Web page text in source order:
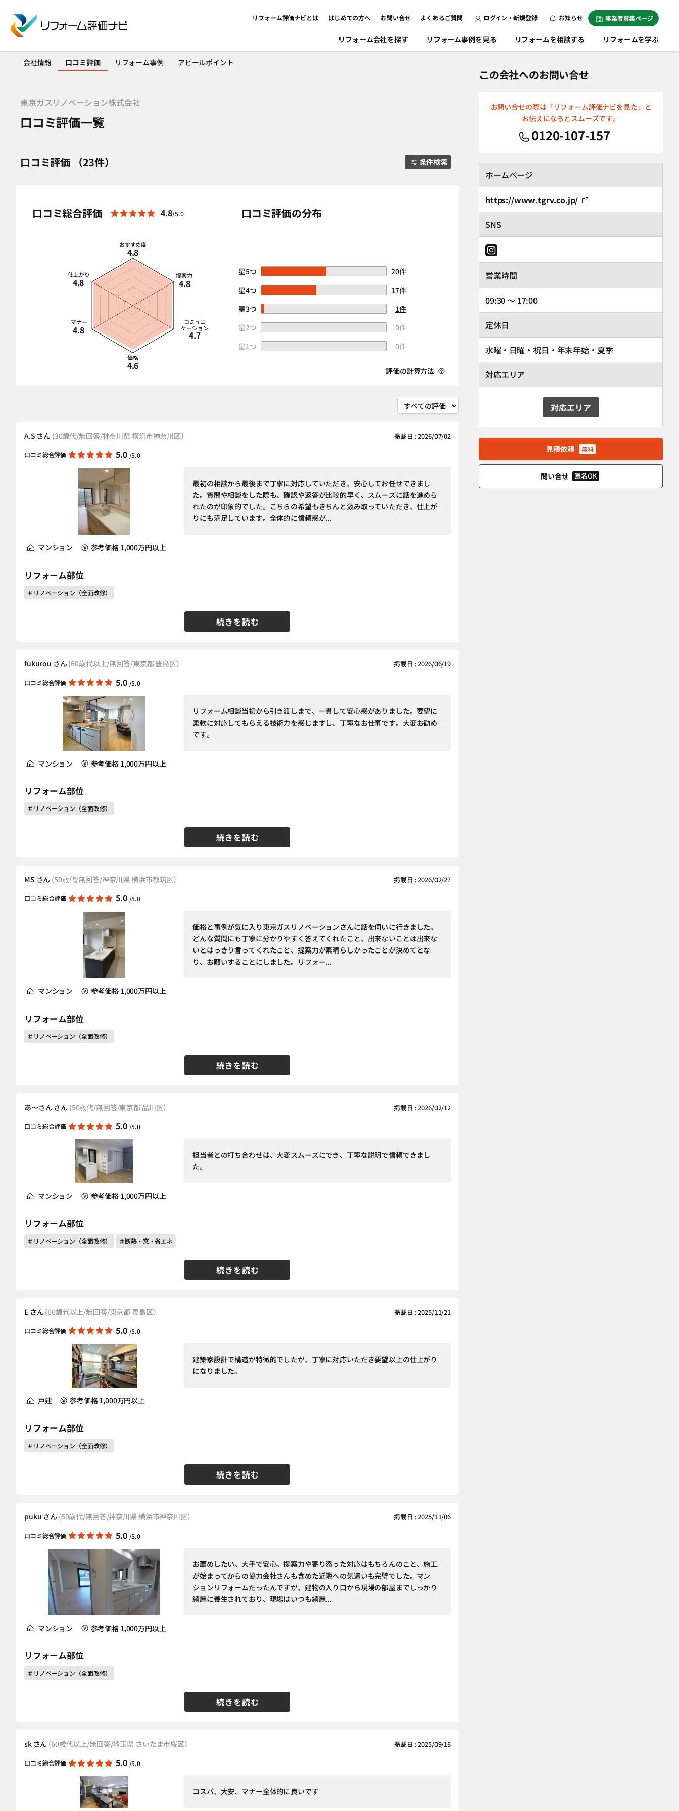
リフォーム評価ナビとは はじめての方へ お問い合せ よくあるご質問 ログイン・新規登録 お知らせ 事業者募集ページ
リフォーム会社を探す リフォーム事例を見る リフォームを相談する リフォームを学ぶ
会社情報 口コミ評価 リフォーム事例 アピールポイント
東京ガスリノベーション株式会社
口コミ評価一覧
口コミ評価 （23件） 条件検索
口コミ総合評価 4.8/5.0
おすすめ度
4.8
提案力
4.8
コミュニ
ケーション
4.7
価格
4.6
マナー
4.8
仕上がり
4.8
口コミ評価の分布
星5つ
20件
星4つ
17件
星3つ
1件
星2つ
0件
星1つ
0件
評価の計算方法
A.S さん (30歳代/無回答/神奈川県 横浜市神奈川区） 掲載日 : 2026/07/02
口コミ総合評価 5.0 /5.0
最初の相談から最後まで丁寧に対応していただき、安心してお任せできまし
た。質問や相談をした際も、確認や返答が比較的早く、スムーズに話を進めら
れたのが印象的でした。こちらの希望もきちんと汲み取っていただき、仕上が
りにも満足しています。全体的に信頼感が...
続きを読む
マンション 参考価格 1,000万円以上
リフォーム部位
＃リノベーション（全面改修）
fukurou さん(60歳代以上/無回答/東京都 豊島区） 掲載日 : 2026/06/19
口コミ総合評価 5.0 /5.0
リフォーム相談当初から引き渡しまで、一貫して安心感がありました。要望に
柔軟に対応してもらえる技術力を感じますし、丁寧なお仕事です。大変お勧め
です。
続きを読む
マンション 参考価格 1,000万円以上
リフォーム部位
＃リノベーション（全面改修）
MS さん (50歳代/無回答/神奈川県 横浜市都筑区） 掲載日 : 2026/02/27
口コミ総合評価 5.0 /5.0
価格と事例が気に入り東京ガスリノベーションさんに話を伺いに行きました。
どんな質問にも丁寧に分かりやすく答えてくれたこと、出来ないことは出来な
いとはっきり言ってくれたこと、提案力が素晴らしかったことが決めてとな
り、お願いすることにしました。リフォー...
続きを読む
マンション 参考価格 1,000万円以上
リフォーム部位
＃リノベーション（全面改修）
あ〜さん さん (50歳代/無回答/東京都 品川区） 掲載日 : 2026/02/12
口コミ総合評価 5.0 /5.0
担当者との打ち合わせは、大変スムーズにでき、丁寧な説明で信頼できまし
た。
続きを読む
マンション 参考価格 1,000万円以上
リフォーム部位
＃リノベーション（全面改修） ＃断熱・窓・省エネ
E さん(60歳代以上/無回答/東京都 豊島区） 掲載日 : 2025/11/21
口コミ総合評価 5.0 /5.0
建築家設計で構造が特徴的でしたが、丁寧に対応いただき要望以上の仕上がり
になりました。
続きを読む
戸建 参考価格 1,000万円以上
リフォーム部位
＃リノベーション（全面改修）
puku さん (50歳代/無回答/神奈川県 横浜市神奈川区） 掲載日 : 2025/11/06
口コミ総合評価 5.0 /5.0
お薦めしたい。大手で安心。提案力や寄り添った対応はもちろんのこと、施工
が始まってからの協力会社さんも含めた近隣への気遣いも完璧でした。マン
ションリフォームだったんですが、建物の入り口から現場の部屋までしっかり
綺麗に養生されており、現場はいつも綺麗...
続きを読む
マンション 参考価格 1,000万円以上
リフォーム部位
＃リノベーション（全面改修）
sk さん (60歳代以上/無回答/埼玉県 さいたま市桜区） 掲載日 : 2025/09/16
口コミ総合評価 5.0 /5.0
コスパ、大安、マナー全体的に良いです
この会社へのお問い合せ
お問い合せの際は「リフォーム評価ナビを見た」と
お伝えになるとスムーズです。
0120-107-157
ホームページ
https://www.tgrv.co.jp/
SNS
営業時間
09:30 ～ 17:00
定休日
水曜・日曜・祝日・年末年始・夏季
対応エリア
対応エリア
見積依頼 無料
問い合せ 匿名OK